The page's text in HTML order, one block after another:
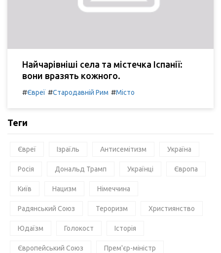
Найчарівніші села та містечка Іспанії:
вони вразять кожного.
#Євреї #Стародавній Рим #Місто
Теги
Євреї Ізраїль Антисемітизм Україна
Росія Дональд Трамп Українці Європа
Київ Нацизм Німеччина
Радянський Союз Тероризм Християнство
Юдаїзм Голокост Історія
Європейський Союз Прем'єр-міністр